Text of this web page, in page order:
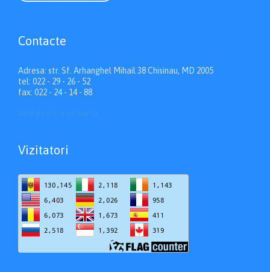
Contacte
Adresa: str. Sf. Arhanghel Mihail 38 Chisinau, MD 2005
tel: 022 - 29 - 26 - 52
fax: 022 - 24 - 14 - 88
Vizitatori